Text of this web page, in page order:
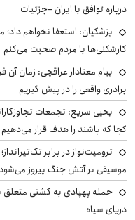
درباره توافق با ایران +جزئیات
پزشکیان: استعفا نخواهم داد؛
کارشکنی‌ها با مردم صحبت می‌کنم
پیام معنادار عراقچی: زمان آن
برادری واقعی را در پیش گیریم
یحیی سریع: تجمعات
کجا که باشند را هدف قرار می‌دهیم
ترومپت‌نواز در برابر
موسیقی بر آتش جنگ پیروز
حمله پهپادی به کشتی متعلق
دریای سیاه